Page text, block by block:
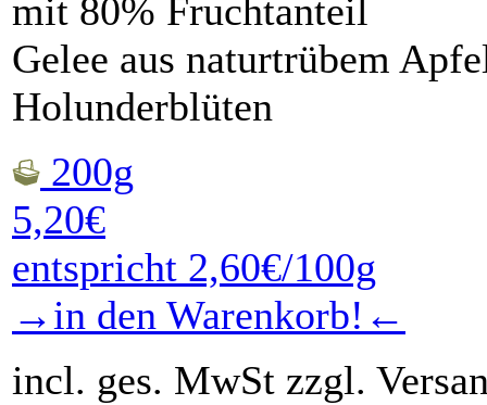
mit 80% Fruchtanteil
Gelee aus naturtrübem
Holunderblüten
200g
5,20€
entspricht 2,60€/100g
→in den Warenkorb!←
incl. ges. MwSt zzgl.